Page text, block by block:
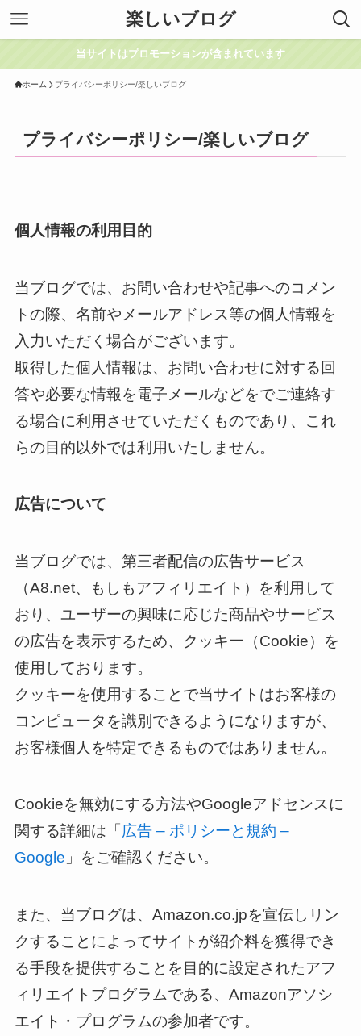
楽しいブログ
当サイトはプロモーションが含まれています
ホーム プライバシーポリシー/楽しいブログ
プライバシーポリシー/楽しいブログ
個人情報の利用目的
当ブログでは、お問い合わせや記事へのコメン
トの際、名前やメールアドレス等の個人情報を
入力いただく場合がございます。
取得した個人情報は、お問い合わせに対する回
答や必要な情報を電子メールなどをでご連絡す
る場合に利用させていただくものであり、これ
らの目的以外では利用いたしません。
広告について
当ブログでは、第三者配信の広告サービス
（A8.net、もしもアフィリエイト）を利用して
おり、ユーザーの興味に応じた商品やサービス
の広告を表示するため、クッキー（Cookie）を
使用しております。
クッキーを使用することで当サイトはお客様の
コンピュータを識別できるようになりますが、
お客様個人を特定できるものではありません。
Cookieを無効にする方法やGoogleアドセンスに
関する詳細は「 広告 – ポリシーと規約 –
Google 」をご確認ください。
また、当ブログは、Amazon.co.jpを宣伝しリン
クすることによってサイトが紹介料を獲得でき
る手段を提供することを目的に設定されたアフ
ィリエイトプログラムである、Amazonアソシ
エイト・プログラムの参加者です。